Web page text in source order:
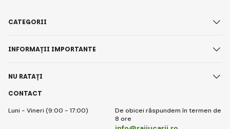
CONTACT
Luni - Vineri (9:00 - 17:00)
De obicei răspundem în termen de
8 ore
CATEGORII
INFORMAȚII IMPORTANTE
NU RATAȚI